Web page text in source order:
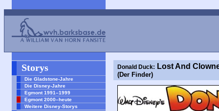
Storys
Die Gladstone-Jahre
Die Disney-Jahre
Egmont 1991–1999
Egmont 2000–heute
Weitere Disney-Storys
Donald Duck: Lost And
(Der Finder)